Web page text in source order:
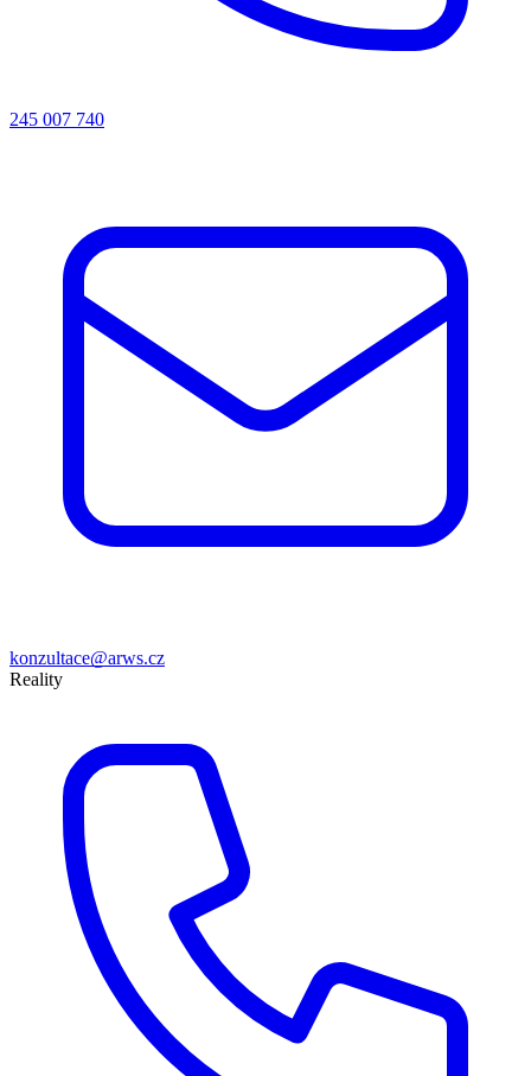
245 007 740
konzultace@arws.cz
Reality